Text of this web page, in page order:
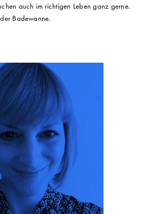
auch im richtigen Leben ganz gerne.
Badewanne.